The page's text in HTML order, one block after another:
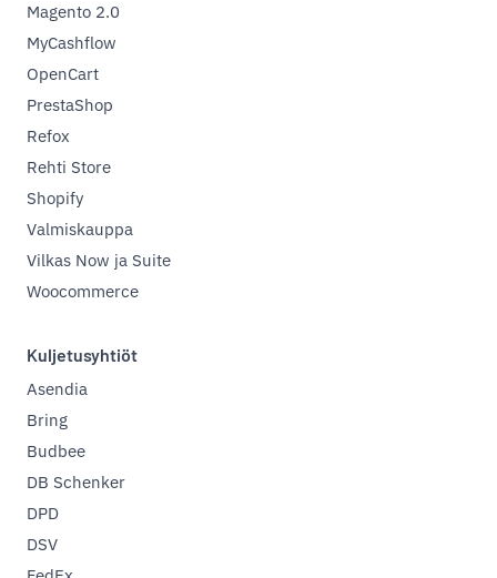
Magento 2.0
MyCashflow
OpenCart
PrestaShop
Refox
Rehti Store
Shopify
Valmiskauppa
Vilkas Now ja Suite
Woocommerce
Kuljetusyhtiöt
Asendia
Bring
Budbee
DB Schenker
DPD
DSV